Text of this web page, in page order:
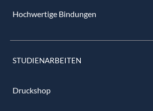
Hochwertige Bindungen
STUDIENARBEITEN
Druckshop